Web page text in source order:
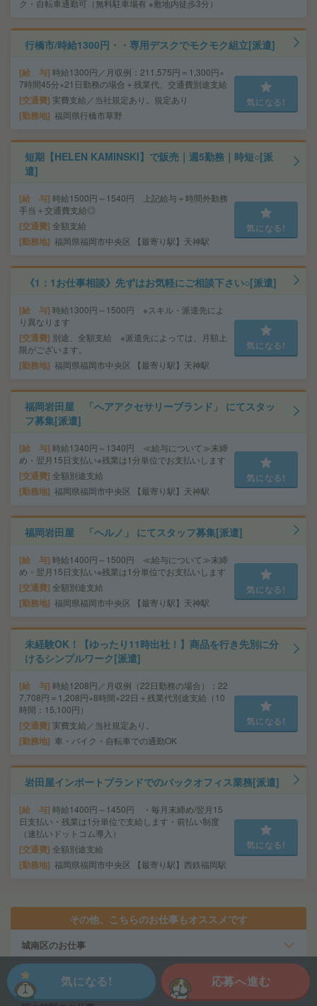
応募へ進む
気になる!
ク・自転車通勤可（無料駐車場有 ※敷地内徒歩3分）
行橋市/時給1300円・・専用デスクでモクモク組立[派遣]
給 与 時給1300円／月収例：211,575円＝1,300円×
7時間45分×21日勤務の場合＋残業代、交通費別途支給
交通費 実費支給／当社規定あり。規定あり
勤務地 福岡県行橋市草野
気になる!
短期【HELEN KAMINSKI】で販売｜週5勤務｜時短○[派
遣]
給 与 時給1500円～1540円 上記給与＋時間外勤務
手当＋交通費支給◎
交通費 全額支給
勤務地 福岡県福岡市中央区 【最寄り駅】天神駅
気になる!
《1：1お仕事相談》先ずはお気軽にご相談下さい○[派遣]
給 与 時給1300円～1500円 ※スキル・派遣先によ
り異なります
交通費 別途、全額支給 ※派遣先によっては、月額上
限がございます。
勤務地 福岡県福岡市中央区 【最寄り駅】天神駅
気になる!
福岡岩田屋 「へアアクセサリーブランド」 にてスタッ
フ募集[派遣]
給 与 時給1340円～1340円 ≪給与について≫末締
め・翌月15日支払い※残業は1分単位でお支払いします
交通費 全額別途支給
勤務地 福岡県福岡市中央区 【最寄り駅】天神駅
気になる!
福岡岩田屋 「ヘルノ」 にてスタッフ募集[派遣]
給 与 時給1400円～1500円 ≪給与について≫末締
め・翌月15日支払い※残業は1分単位でお支払いします
交通費 全額別途支給
勤務地 福岡県福岡市中央区 【最寄り駅】天神駅
気になる!
未経験OK！【ゆったり11時出社！】商品を行き先別に分
けるシンプルワーク[派遣]
給 与 時給1208円／月収例（22日勤務の場合）：22
7,708円＝1,208円×8時間×22日＋残業代別途支給（10
時間：15,100円）
交通費 実費支給／当社規定あり。
勤務地 車・バイク・自転車での通勤OK
気になる!
岩田屋インポートブランドでのバックオフィス業務[派遣]
給 与 時給1400円～1450円 ・毎月末締め/翌月15
日支払い・残業は1分単位で支給します・前払い制度
（速払いドットコム導入）
交通費 全額別途支給
勤務地 福岡県福岡市中央区 【最寄り駅】西鉄福岡駅
気になる!
その他、こちらのお仕事もオススメです
城南区のお仕事
福岡市地下鉄七隈線のお仕事